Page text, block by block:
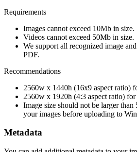
Requirements
Images cannot exceed 10Mb in size.
Videos cannot exceed 50Mb in size.
We support all recognized image
PDF.
Recommendations
2560w x 1440h (16x9 aspect ratio)
2560w x 1920h (4:3 aspect ratio) for
Image size should not be larger than
your images before uploading to
Metadata